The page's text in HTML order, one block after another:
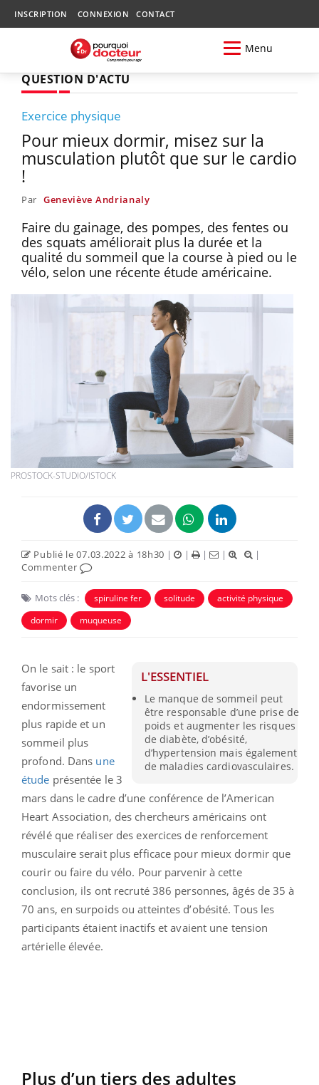
INSCRIPTION CONNEXION CONTACT
Menu
QUESTION D'ACTU
Exercice physique
Pour mieux dormir, misez sur la
musculation plutôt que sur le cardio
!
Par Geneviève Andrianaly
Faire du gainage, des pompes, des fentes ou
des squats améliorait plus la durée et la
qualité du sommeil que la course à pied ou le
vélo, selon une récente étude américaine.
PROSTOCK-STUDIO/ISTOCK
Publié le 07.03.2022 à 18h30 | | | |
|
Commenter
Mots clés : spiruline fer solitude
activité physique
dormir
muqueuse
L'ESSENTIEL
Le manque de sommeil peut
être responsable d’une prise de
poids et augmenter les risques
de diabète, d’obésité,
d’hypertension mais également
de maladies cardiovasculaires.
On le sait : le sport
favorise un
endormissement
plus rapide et un
sommeil plus
profond. Dans une
étude présentée le 3
mars dans le cadre d’une conférence de l’American
Heart Association, des chercheurs américains ont
révélé que réaliser des exercices de renforcement
musculaire serait plus efficace pour mieux dormir que
courir ou faire du vélo. Pour parvenir à cette
conclusion, ils ont recruté 386 personnes, âgés de 35 à
70 ans, en surpoids ou atteintes d’obésité. Tous les
participants étaient inactifs et avaient une tension
artérielle élevée.
Plus d’un tiers des adultes